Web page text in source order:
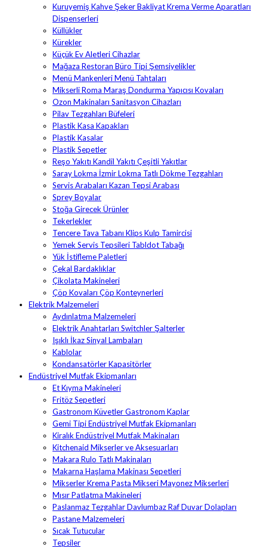
Kuruyemiş Kahve Şeker Bakliyat Krema Verme Aparatları
Dispenserleri
Küllükler
Kürekler
Küçük Ev Aletleri Cihazlar
Mağaza Restoran Büro Tipi Şemsiyelikler
Menü Mankenleri Menü Tahtaları
Mikserli Roma Maraş Dondurma Yapıcısı Kovaları
Ozon Makinaları Sanitasyon Cihazları
Pilav Tezgahları Büfeleri
Plastik Kasa Kapakları
Plastik Kasalar
Plastik Sepetler
Reşo Yakıtı Kandil Yakıtı Çeşitli Yakıtlar
Saray Lokma İzmir Lokma Tatlı Dökme Tezgahları
Servis Arabaları Kazan Tepsi Arabası
Sprey Boyalar
Stoğa Girecek Ürünler
Tekerlekler
Tencere Tava Tabanı Klips Kulp Tamircisi
Yemek Servis Tepsileri Tabldot Tabağı
Yük İstifleme Paletleri
Çekal Bardaklıklar
Çikolata Makineleri
Çöp Kovaları Çöp Konteynerleri
Elektrik Malzemeleri
Aydınlatma Malzemeleri
Elektrik Anahtarları Switchler Şalterler
Işıklı İkaz Sinyal Lambaları
Kablolar
Kondansatörler Kapasitörler
Endüstriyel Mutfak Ekipmanları
Et Kıyma Makineleri
Fritöz Sepetleri
Gastronom Küvetler Gastronom Kaplar
Gemi Tipi Endüstriyel Mutfak Ekipmanları
Kiralık Endüstriyel Mutfak Makinaları
Kitchenaid Mikserler ve Aksesuarları
Makara Rulo Tatlı Makinaları
Makarna Haşlama Makinası Sepetleri
Mikserler Krema Pasta Mikseri Mayonez Mikserleri
Mısır Patlatma Makineleri
Paslanmaz Tezgahlar Davlumbaz Raf Duvar Dolapları
Pastane Malzemeleri
Sıcak Tutucular
Tepsiler